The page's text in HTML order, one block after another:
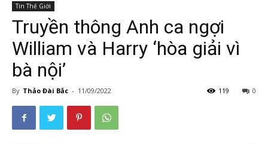
Tin Thế Giới
Truyền thông Anh ca ngợi
William và Harry ‘hòa giải vì
bà nội’
By Thảo Đài Bắc - 11/09/2022 0
119